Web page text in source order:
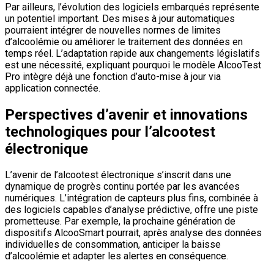
Par ailleurs, l’évolution des logiciels embarqués représente
un potentiel important. Des mises à jour automatiques
pourraient intégrer de nouvelles normes de limites
d’alcoolémie ou améliorer le traitement des données en
temps réel. L’adaptation rapide aux changements législatifs
est une nécessité, expliquant pourquoi le modèle AlcooTest
Pro intègre déjà une fonction d’auto-mise à jour via
application connectée.
Perspectives d’avenir et innovations
technologiques pour l’alcootest
électronique
L’avenir de l’alcootest électronique s’inscrit dans une
dynamique de progrès continu portée par les avancées
numériques. L’intégration de capteurs plus fins, combinée à
des logiciels capables d’analyse prédictive, offre une piste
prometteuse. Par exemple, la prochaine génération de
dispositifs AlcooSmart pourrait, après analyse des données
individuelles de consommation, anticiper la baisse
d’alcoolémie et adapter les alertes en conséquence.